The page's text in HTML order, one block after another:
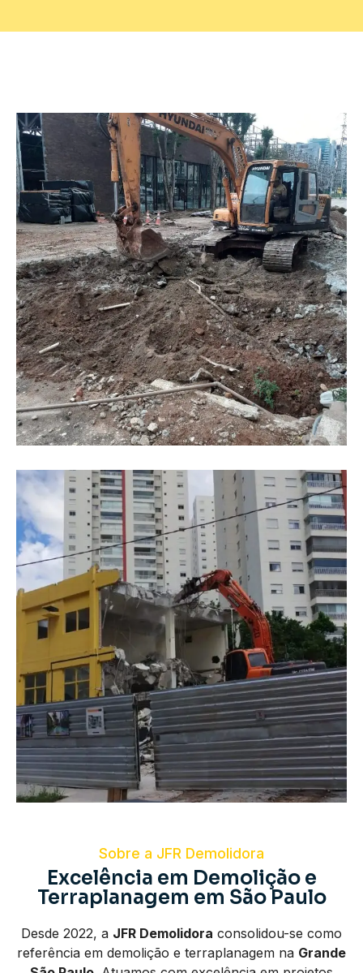
Sobre a JFR Demolidora
Excelência em Demolição e
Terraplanagem em São Paulo
Desde 2022, a JFR Demolidora consolidou-se como
referência em demolição e terraplanagem na Grande